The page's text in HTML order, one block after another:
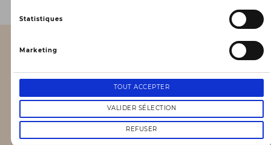
Statistiques
Marketing
TOUT ACCEPTER
VALIDER SÉLECTION
REFUSER
Notre concept
Blog
CONTACT & AIDE